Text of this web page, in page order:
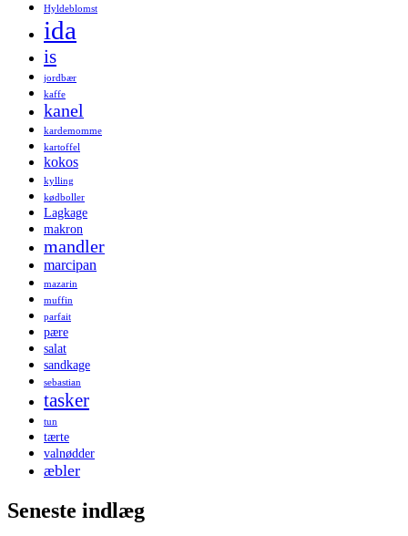
Hyldeblomst
ida
is
jordbær
kaffe
kanel
kardemomme
kartoffel
kokos
kylling
kødboller
Lagkage
makron
mandler
marcipan
mazarin
muffin
parfait
pære
salat
sandkage
sebastian
tasker
tun
tærte
valnødder
æbler
Seneste indlæg